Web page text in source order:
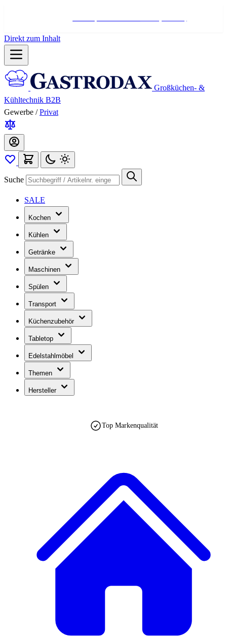
Direkt zum Inhalt
Großküchen- &
Kühltechnik B2B
Gewerbe / Privat
Suche
SALE
Kochen
Kühlen
Getränke
Maschinen
Spülen
Transport
Küchenzubehör
Tabletop
Edelstahlmöbel
Themen
Hersteller
Top Markenqualität